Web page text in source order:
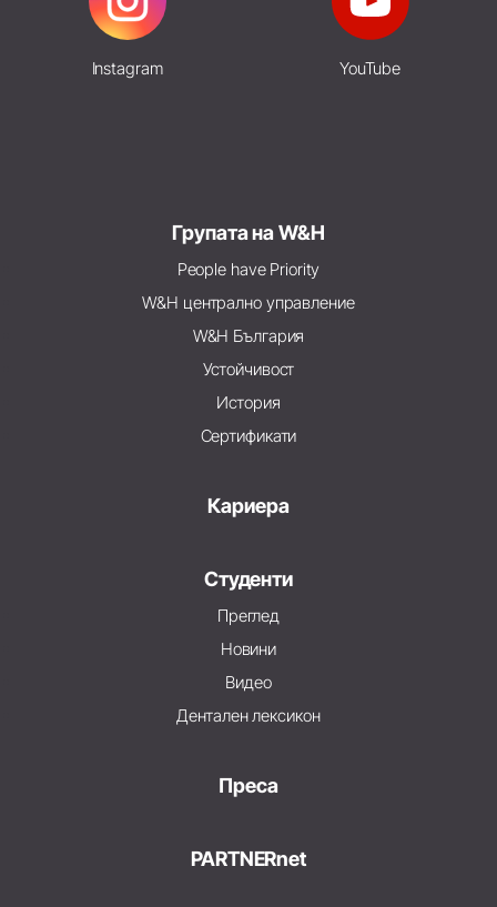
Instagram YouTube
Групата на W&H
People have Priority
W&H централно управление
W&H България
Устойчивост
История
Сертификати
Кариера
Студенти
Преглед
Новини
Видео
Дентален лексикон
Преса
PARTNERnet